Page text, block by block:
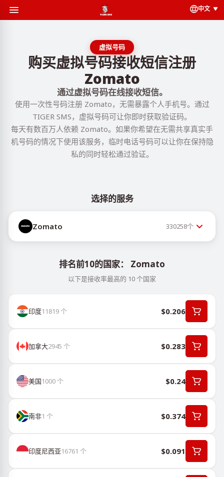
中文
虚拟号码
购买虚拟号码接收短信注册
Zomato
通过虚拟号码在线接收短信。
使用一次性号码注册 Zomato，无需暴露个人手机号。通过
TIGER SMS，虚拟号码可让你即时获取验证码。
每天有数百万人依赖 Zomato。如果你希望在无需共享真实手
机号码的情况下使用该服务，临时电话号码可以让你在保持隐
私的同时轻松通过验证。
选择的服务
Zomato 330258个
排名前10的国家： Zomato
以下是接收率最高的 10 个国家
印度11819个 $0.206
加拿大2945 个 $0.283
美国1000个 $0.24
南非1 个 $0.374
印度尼西亚16761 个 $0.091